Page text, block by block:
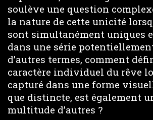
soulève une question
la nature de cette unicité
sont simultanément uniques
dans une série
d’autres termes, comment
caractère individuel du rêve
capturé dans une forme
que distincte, est également
multitude d’autres ?